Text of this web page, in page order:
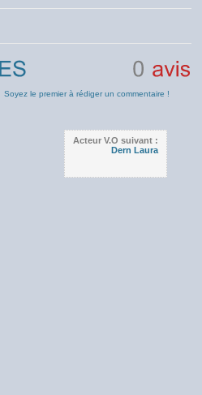
Soyez le premier à rédiger un commentaire !
Acteur V.O suivant :
Dern Laura